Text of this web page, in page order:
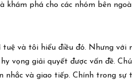
phá cho các nhóm bên
và tôi hiểu điều đó. Nhưng
vọng giải quyết được vấn đề.
nhắc và giao tiếp. Chính trong